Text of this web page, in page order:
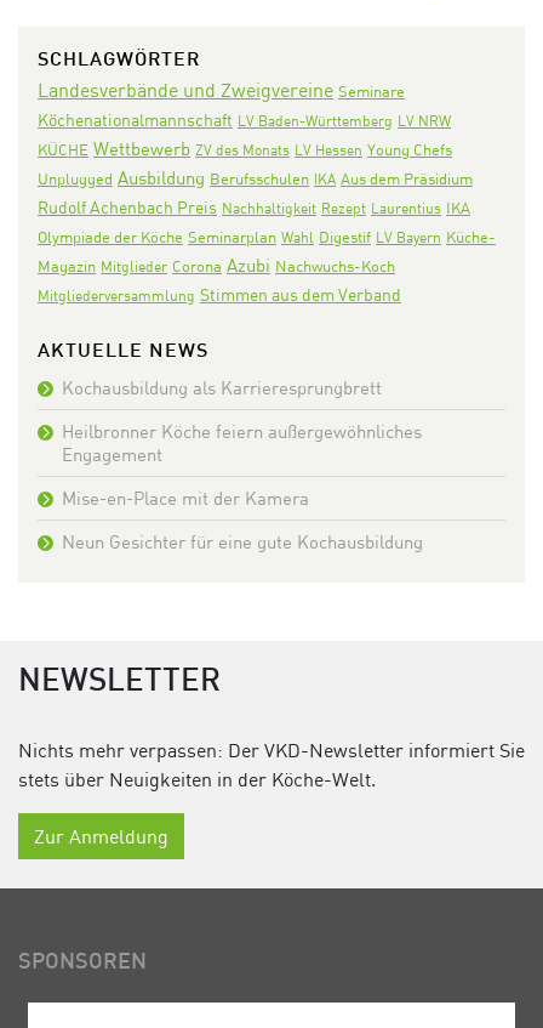
SCHLAGWÖRTER
Landesverbände und Zweigvereine Seminare
Köchenationalmannschaft LV Baden-Württemberg LV NRW
KÜCHE Wettbewerb ZV des Monats LV Hessen Young Chefs
Unplugged Ausbildung Berufsschulen IKA Aus dem Präsidium
Rudolf Achenbach Preis Nachhaltigkeit Rezept Laurentius IKA
Olympiade der Köche Seminarplan Wahl Digestif LV Bayern Küche-
Magazin Mitglieder Corona Azubi Nachwuchs-Koch
Mitgliederversammlung Stimmen aus dem Verband
AKTUELLE NEWS
Kochausbildung als Karrieresprungbrett
Heilbronner Köche feiern außergewöhnliches
Engagement
Mise-en-Place mit der Kamera
Neun Gesichter für eine gute Kochausbildung
NEWSLETTER
Nichts mehr verpassen: Der VKD-Newsletter informiert Sie
stets über Neuigkeiten in der Köche-Welt.
Zur Anmeldung
SPONSOREN